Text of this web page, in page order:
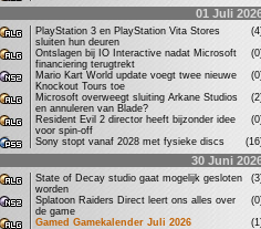
01 Juli
PlayStation 3 en PlayStation Vita Stores
sluiten hun deuren
Ontslagen bij IO Interactive nadat Microsoft
financiering terugtrekt
Mario Kart World update voegt twee nieuwe
Knockout Tours toe
Microsoft overweegt sluiting Arkane Studios
en annuleren van Blade?
Resident Evil 2 director heeft bijzonder idee
voor spin-off
Sony stopt vanaf 2028 met fysieke discs
30 Juni
State of Decay studio gaat mogelijk gesloten
worden
Splatoon Raiders Direct leert ons alles over
de game
Gamed Gamekalender Juli 2026